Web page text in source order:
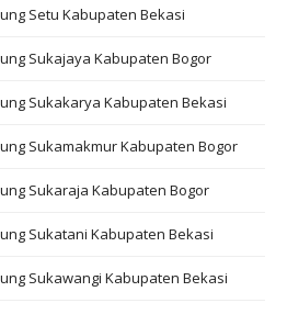
Setu Kabupaten Bekasi
Sukajaya Kabupaten Bogor
Sukakarya Kabupaten Bekasi
Sukamakmur Kabupaten Bogor
Sukaraja Kabupaten Bogor
Sukatani Kabupaten Bekasi
Sukawangi Kabupaten Bekasi